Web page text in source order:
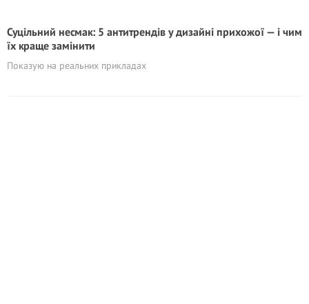
Суцільний несмак: 5 антитрендів у дизайні прихожої — і чим
їх краще замінити
Показую на реальних прикладах